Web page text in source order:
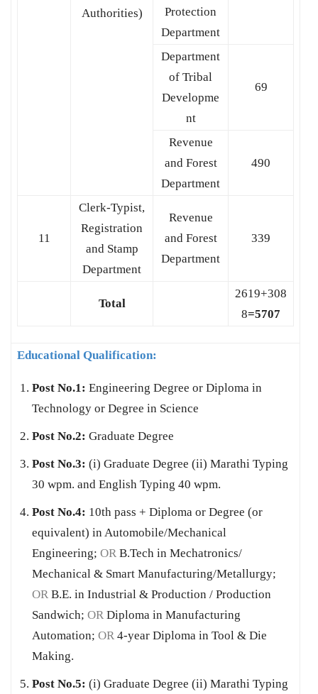
Authorities)
Protection
Department
Department
of Tribal
Developme
nt
69
Revenue
and Forest
Department
490
11
Clerk-Typist,
Registration
and Stamp
Department
Revenue
and Forest
Department
339
Total
2619+308
8=5707
Educational Qualification:
Post No.1: Engineering Degree or Diploma in
Technology or Degree in Science
Post No.2: Graduate Degree
Post No.3: (i) Graduate Degree (ii) Marathi Typing
30 wpm. and English Typing 40 wpm.
Post No.4: 10th pass + Diploma or Degree (or
equivalent) in Automobile/Mechanical
Engineering; OR B.Tech in Mechatronics/
Mechanical & Smart Manufacturing/Metallurgy;
OR B.E. in Industrial & Production / Production
Sandwich; OR Diploma in Manufacturing
Automation; OR 4-year Diploma in Tool & Die
Making.
Post No.5: (i) Graduate Degree (ii) Marathi Typing